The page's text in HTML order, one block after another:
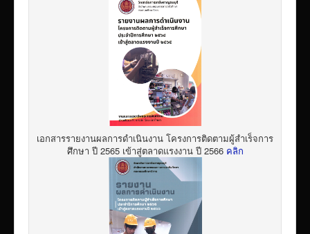
เอกสารรายงานผลการดำเนินงาน โครงการติดตามผู้สำเร็จการ
ศึกษา ปี 2565 เข้าสู่ตลาดแรงงาน ปี 2566 คลิก